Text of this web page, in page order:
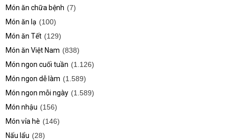
Món ăn chữa bệnh (7)
Món ăn lạ (100)
Món ăn Tết (129)
Món ăn Việt Nam (838)
Món ngon cuối tuần (1.126)
Món ngon dễ làm (1.589)
Món ngon mỗi ngày (1.589)
Món nhậu (156)
Món vỉa hè (146)
Nấu lẩu (28)